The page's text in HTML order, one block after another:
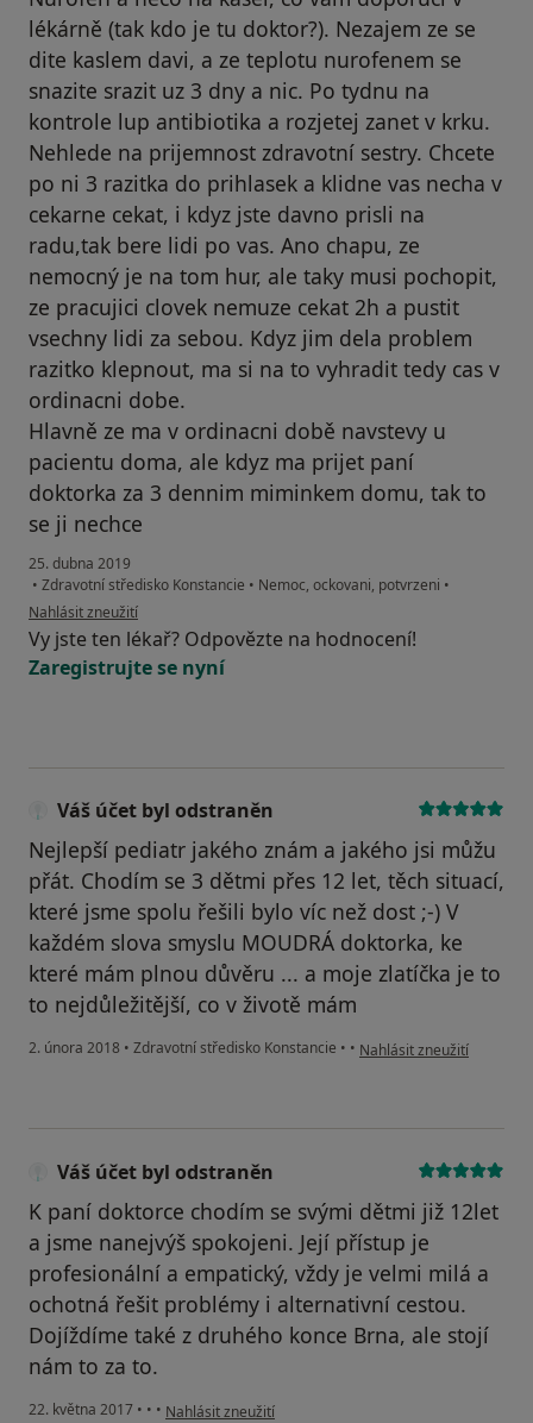
lékárně (tak kdo je tu doktor?). Nezajem ze se
dite kaslem davi, a ze teplotu nurofenem se
snazite srazit uz 3 dny a nic. Po tydnu na
kontrole lup antibiotika a rozjetej zanet v krku.
Nehlede na prijemnost zdravotní sestry. Chcete
po ni 3 razitka do prihlasek a klidne vas necha v
cekarne cekat, i kdyz jste davno prisli na
radu,tak bere lidi po vas. Ano chapu, ze
nemocný je na tom hur, ale taky musi pochopit,
ze pracujici clovek nemuze cekat 2h a pustit
vsechny lidi za sebou. Kdyz jim dela problem
razitko klepnout, ma si na to vyhradit tedy cas v
ordinacni dobe.
Hlavně ze ma v ordinacni době navstevy u
pacientu doma, ale kdyz ma prijet paní
doktorka za 3 dennim miminkem domu, tak to
se ji nechce
25. dubna 2019
• Zdravotní středisko Konstancie • Nemoc, ockovani, potvrzeni •
podle názoru uživatele Váš účet byl odstraněn
Nahlásit zneužití
Vy jste ten lékař? Odpovězte na hodnocení!
Zaregistrujte se nyní
Váš účet byl odstraněn
Nejlepší pediatr jakého znám a jakého jsi můžu
přát. Chodím se 3 dětmi přes 12 let, těch situací,
které jsme spolu řešili bylo víc než dost ;-) V
každém slova smyslu MOUDRÁ doktorka, ke
které mám plnou důvěru ... a moje zlatíčka je to
to nejdůležitější, co v životě mám
2. února 2018 • Zdravotní středisko Konstancie • • podle názoru uživatele
Nahlásit zneužití
Váš účet byl odstraněn
K paní doktorce chodím se svými dětmi již 12let
a jsme nanejvýš spokojeni. Její přístup je
profesionální a empatický, vždy je velmi milá a
ochotná řešit problémy i alternativní cestou.
Dojíždíme také z druhého konce Brna, ale stojí
nám to za to.
22. května 2017 • • • podle názoru uživatele Váš účet byl odstraněn
Nahlásit zneužití